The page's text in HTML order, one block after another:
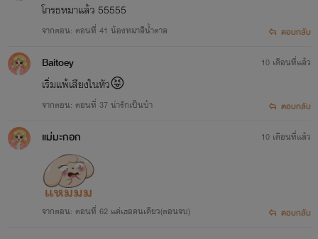
โกรธหมาแล้ว 55555
จากตอน: ตอนที่ 41 น้องหมาสีน้ำตาล ตอบกลับ
Baitoey
เริ่มแพ้เสียงในหัว😝
จากตอน: ตอนที่ 37 น่ารักเป็นบ้า
10 เดือนที่แล้ว
ตอบกลับ
แม่มะกอก
จากตอน: ตอนที่ 62 แค่เธอคนเดียว(ตอนจบ)
10 เดือนที่แล้ว
ตอบกลับ